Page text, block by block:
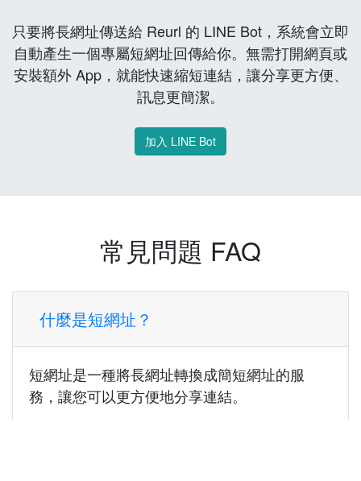
只要將長網址傳送給 Reurl 的 LINE Bot，系統會立即
自動產生一個專屬短網址回傳給你。無需打開網頁或
安裝額外 App，就能快速縮短連結，讓分享更方便、
訊息更簡潔。
加入 LINE Bot
常見問題 FAQ
什麼是短網址？
短網址是一種將長網址轉換成簡短網址的服
務，讓您可以更方便地分享連結。